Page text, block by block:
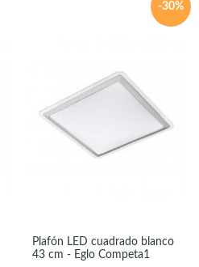
-30%
Plafón LED cuadrado blanco
43 cm - Eglo Competa1